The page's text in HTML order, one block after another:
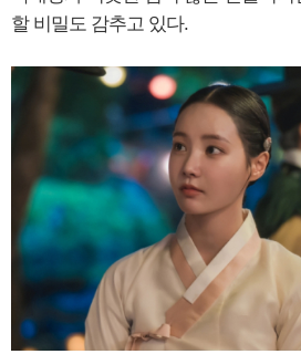
할 비밀도 감추고 있다.